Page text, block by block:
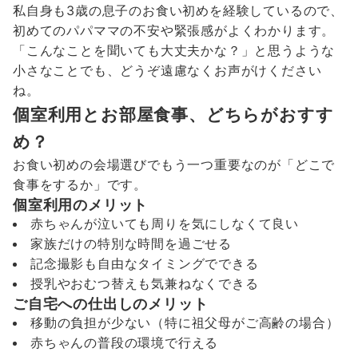
私自身も3歳の息子のお食い初めを経験しているので、
初めてのパパママの不安や緊張感がよくわかります。
「こんなことを聞いても大丈夫かな？」と思うような
小さなことでも、どうぞ遠慮なくお声がけください
ね。
個室利用とお部屋食事、どちらがおすす
め？
お食い初めの会場選びでもう一つ重要なのが「どこで
食事をするか」です。
個室利用のメリット
赤ちゃんが泣いても周りを気にしなくて良い
家族だけの特別な時間を過ごせる
記念撮影も自由なタイミングでできる
授乳やおむつ替えも気兼ねなくできる
ご自宅への仕出しのメリット
移動の負担が少ない（特に祖父母がご高齢の場合）
赤ちゃんの普段の環境で行える